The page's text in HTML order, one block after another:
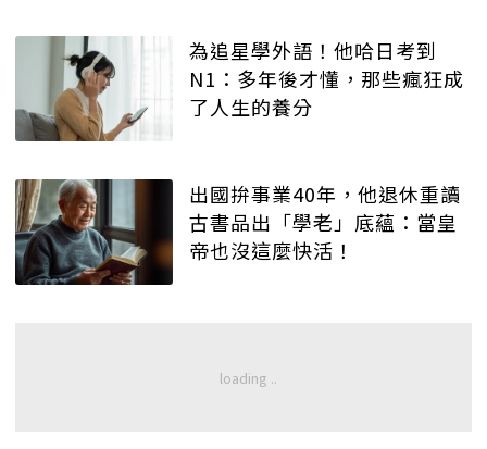
為追星學外語！他哈日考到
N1：多年後才懂，那些瘋狂成
了人生的養分
出國拚事業40年，他退休重讀
古書品出「學老」底蘊：當皇
帝也沒這麼快活！